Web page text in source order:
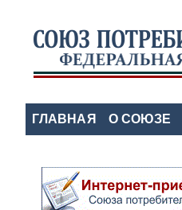
ГЛАВНАЯ О СОЮЗЕ